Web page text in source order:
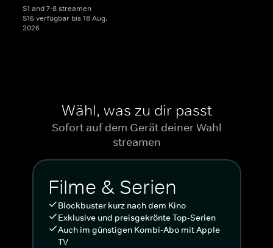
S1 and 7-8 streamen
S16 verfügbar bis 18 Aug.
2026
Wähl, was zu dir passt
Sofort auf dem Gerät deiner Wahl
streamen
Filme & Serien
Blockbuster kurz nach dem Kino
Exklusive und preisgekrönte Top-Serien
Auch im günstigen Kombi-Abo mit Apple
TV